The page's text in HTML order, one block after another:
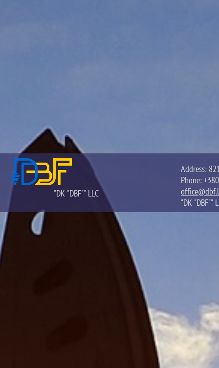
"DK "DBF"" LLC
Address:
Phone:
"DK "DBF""